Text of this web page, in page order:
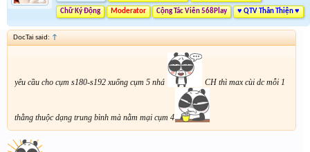
Chữ Ký Động Moderator Cộng Tác Viên 568Play ♥ QTV Thân Thiện ♥
DocTai said: ↑
yêu cầu cho cụm s180-s192 xuống cụm 5 nhá CH thì max cùi dc mỗi 1
thằng thuộc dạng trung bình mà nằm mại cụm 4